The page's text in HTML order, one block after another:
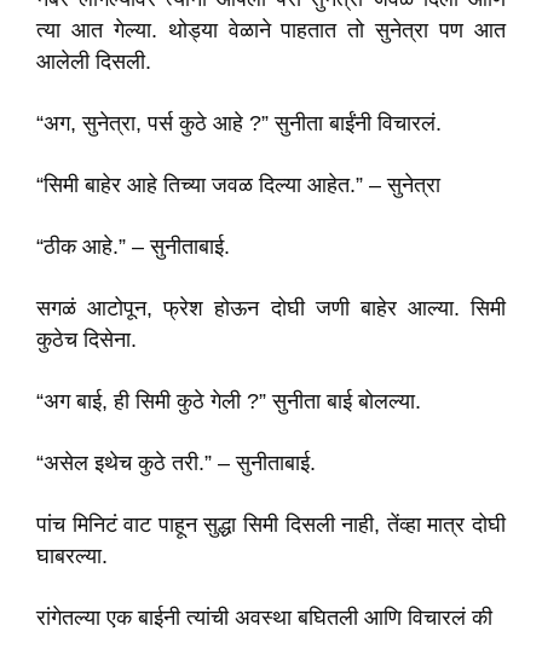
त्या आत गेल्या. थोड्या वेळाने पाहतात तो सुनेत्रा पण आत
आलेली दिसली.
“अग, सुनेत्रा, पर्स कुठे आहे ?” सुनीता बाईंनी विचारलं.
“सिमी बाहेर आहे तिच्या जवळ दिल्या आहेत.” – सुनेत्रा
“ठीक आहे.” – सुनीताबाई.
सगळं आटोपून, फ्रेश होऊन दोघी जणी बाहेर आल्या. सिमी
कुठेच दिसेना.
“अग बाई, ही सिमी कुठे गेली ?” सुनीता बाई बोलल्या.
“असेल इथेच कुठे तरी.” – सुनीताबाई.
पांच मिनिटं वाट पाहून सुद्धा सिमी दिसली नाही, तेंव्हा मात्र दोघी
घाबरल्या.
रांगेतल्या एक बाईनी त्यांची अवस्था बघितली आणि विचारलं की